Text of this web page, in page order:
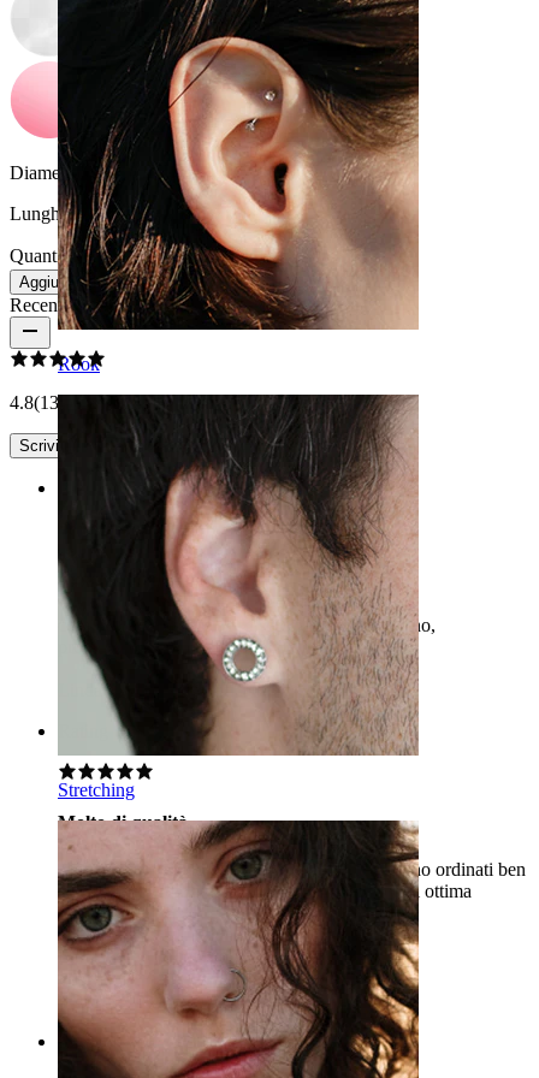
Rook
Stretching
Diametro del filo:
1.6 mm
Lunghezza:16 mm
Quantità: 1
Modifica
Aggiungi al carrello
Recensioni del prodotto
4.8(13 recensioni)
Scrivi una recensione
Rating
leggerissimo e molto carino
comprato in trasparente, discreto ma molto carino,
probabilmente proverò altri colori!!
Linda
Acquisto verificato
Molto di qualità
Mi è piaciuto molto questo piercing, quindi ne ho ordinati ben
tre di diversi colori: lilla, rosa e verde. Tutto è di ottima
qualità!
Елизавета Acquisto verificato
Tradotto dall'IA Mostra originale
Rating